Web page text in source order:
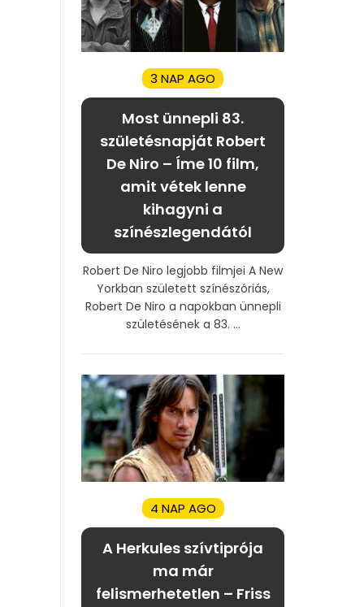
3 NAP AGO
Most ünnepli 83.
születésnapját Robert
De Niro – Íme 10 film,
amit vétek lenne
kihagyni a
színészlegendától
Robert De Niro legjobb filmjei A New
Yorkban született színészóriás,
Robert De Niro a napokban ünnepli
születésének a 83. ...
4 NAP AGO
A Herkules szívtiprója
ma már
felismerhetetlen – Friss